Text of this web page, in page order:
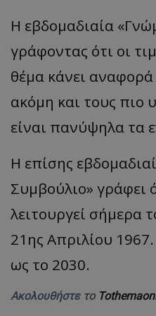
Η εβδομαδιαία
γράφοντας ότι οι
θέμα κάνει
ακόμη και τους πιο
είναι πανύψηλα τα
Η επίσης
Συμβούλιο» γράφει
λειτουργεί σήμερα
21ης Απριλίου
ως το 2030.
Ακολουθήστε το